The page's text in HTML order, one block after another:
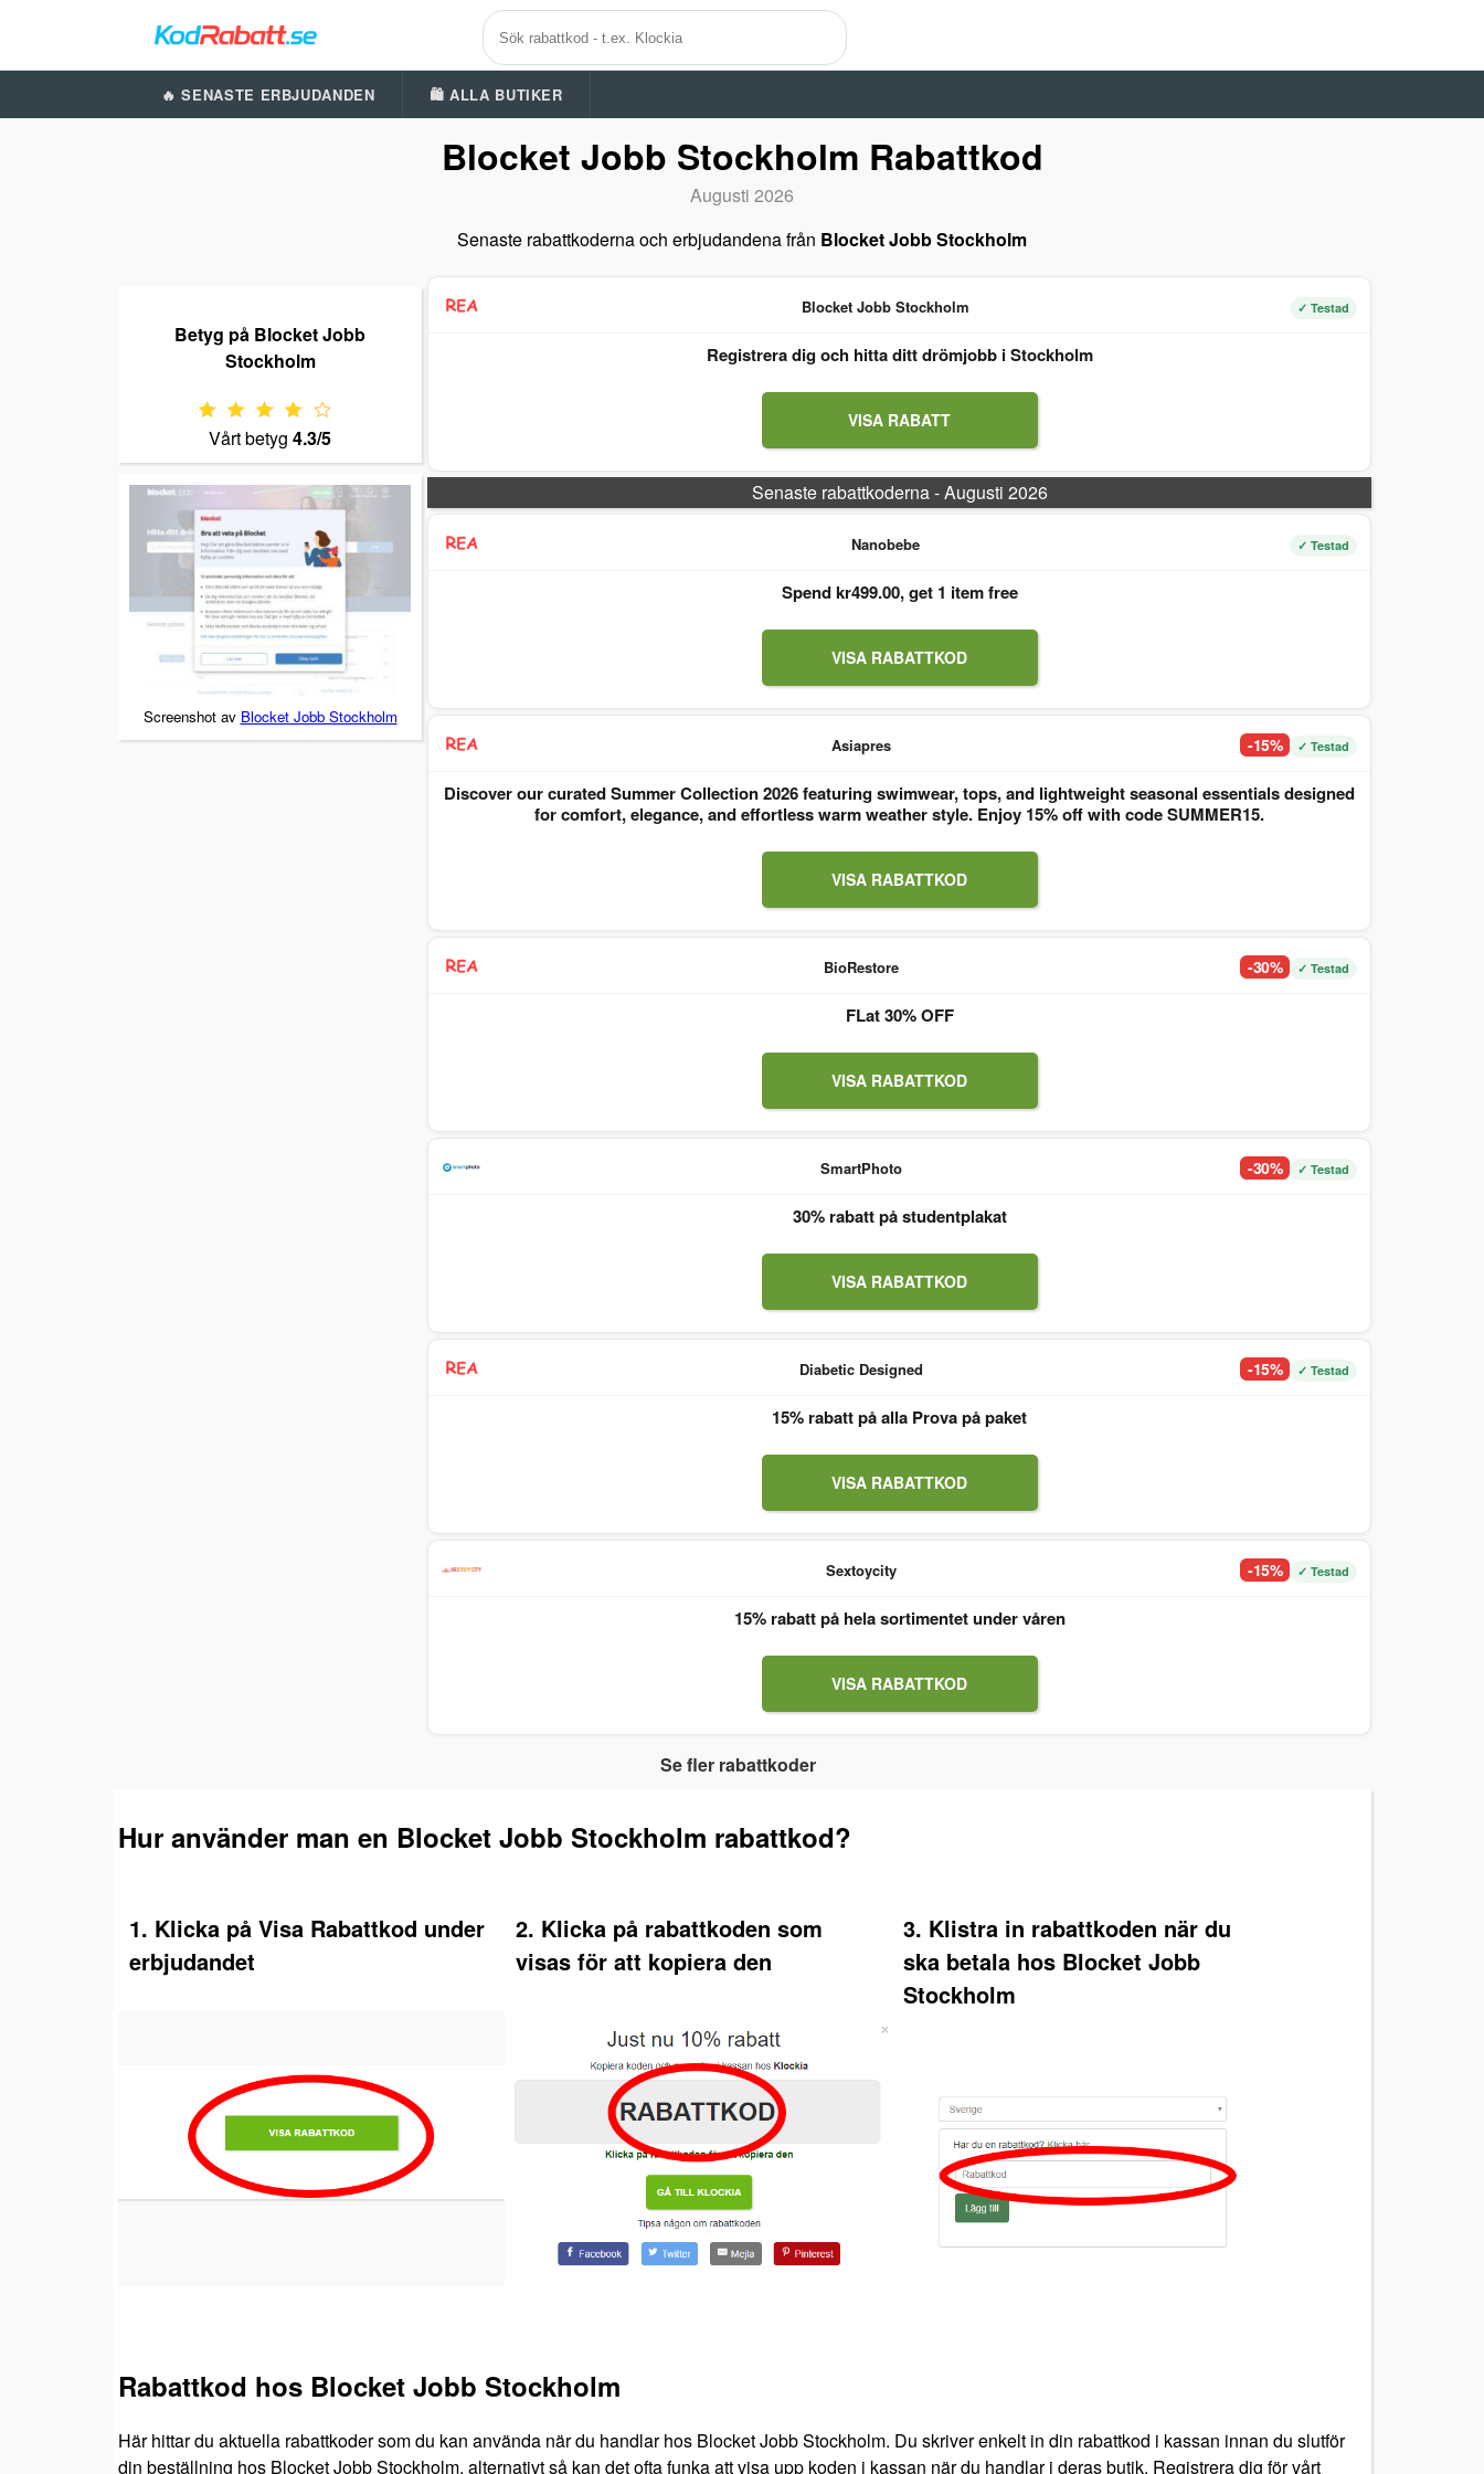
🔥 SENASTE ERBJUDANDEN 🛍️ ALLA BUTIKER
Blocket Jobb Stockholm Rabattkod
Augusti 2026
Senaste rabattkoderna och erbjudandena från Blocket Jobb Stockholm
Betyg på Blocket Jobb
Stockholm
Vårt betyg 4.3/5
Screenshot av Blocket Jobb Stockholm
Blocket Jobb Stockholm ✓ Testad
Registrera dig och hitta ditt drömjobb i Stockholm
VISA RABATT
Senaste rabattkoderna - Augusti 2026
Nanobebe ✓ Testad
Spend kr499.00, get 1 item free
VISA RABATTKOD
Asiapres -15% ✓ Testad
Discover our curated Summer Collection 2026 featuring swimwear, tops, and lightweight seasonal essentials designed
for comfort, elegance, and effortless warm weather style. Enjoy 15% off with code SUMMER15.
VISA RABATTKOD
BioRestore -30% ✓ Testad
FLat 30% OFF
VISA RABATTKOD
SmartPhoto -30% ✓ Testad
30% rabatt på studentplakat
VISA RABATTKOD
Diabetic Designed -15% ✓ Testad
15% rabatt på alla Prova på paket
VISA RABATTKOD
Sextoycity -15% ✓ Testad
15% rabatt på hela sortimentet under våren
VISA RABATTKOD
Se fler rabattkoder
Hur använder man en Blocket Jobb Stockholm rabattkod?
1. Klicka på Visa Rabattkod under
erbjudandet
2. Klicka på rabattkoden som
visas för att kopiera den
3. Klistra in rabattkoden när du
ska betala hos Blocket Jobb
Stockholm
Rabattkod hos Blocket Jobb Stockholm
Här hittar du aktuella rabattkoder som du kan använda när du handlar hos Blocket Jobb Stockholm. Du skriver enkelt in din rabattkod i kassan innan du slutför
din beställning hos Blocket Jobb Stockholm, alternativt så kan det ofta funka att visa upp koden i kassan när du handlar i deras butik. Registrera dig för vårt